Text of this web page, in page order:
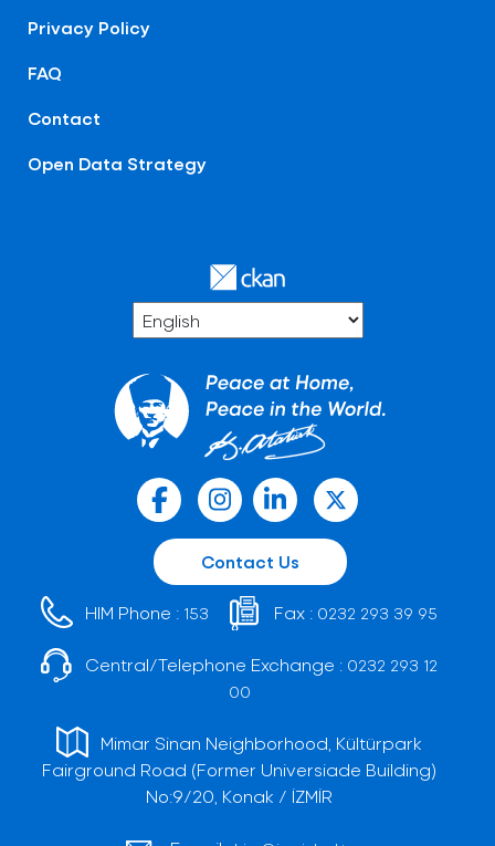
Privacy Policy
FAQ
Contact
Open Data Strategy
Contact Us
HIM Phone : 153 Fax : 0232 293 39 95
Central/Telephone Exchange : 0232 293 12
00
Mimar Sinan Neighborhood, Kültürpark
Fairground Road (Former Universiade Building)
No:9/20, Konak / İZMİR